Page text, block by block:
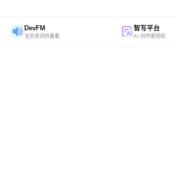
DevFM
当天资讯听着看
智写平台
AI 创作更轻松